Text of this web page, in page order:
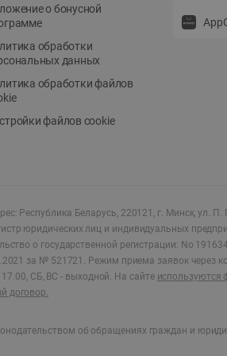
о бонусной
обработки
данных
обработки файлов
файлов cookie
Республика Беларусь, 220121, г. Минск, ул. П.
юридических лиц и индивидуальных
о государственной регистрации: No
за № 521721. Режим приема заявок через
СБ, ВС - выходной. На сайте используются
договор.
об обращениях граждан и